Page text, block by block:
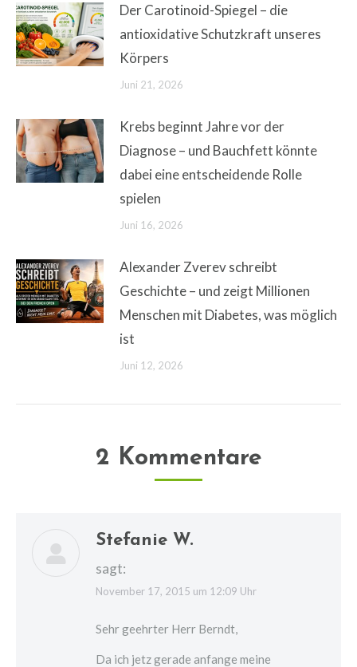
Der Carotinoid-Spiegel – die
antioxidative Schutzkraft unseres
Körpers
Juni 21, 2026
Krebs beginnt Jahre vor der
Diagnose – und Bauchfett könnte
dabei eine entscheidende Rolle
spielen
Juni 16, 2026
Alexander Zverev schreibt
Geschichte – und zeigt Millionen
Menschen mit Diabetes, was möglich
ist
Juni 12, 2026
2 Kommentare
Stefanie W.
sagt:
November 17, 2015 um 12:09 Uhr
Sehr geehrter Herr Berndt,
Da ich jetz gerade anfange meine